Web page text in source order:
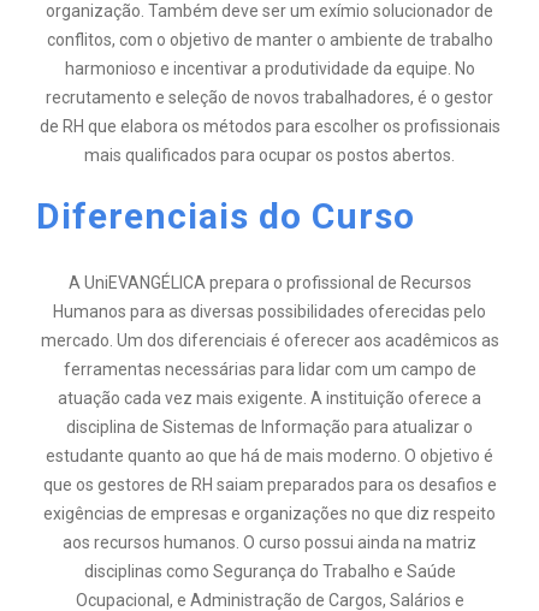
organização. Também deve ser um exímio solucionador de
conflitos, com o objetivo de manter o ambiente de trabalho
harmonioso e incentivar a produtividade da equipe. No
recrutamento e seleção de novos trabalhadores, é o gestor
de RH que elabora os métodos para escolher os profissionais
mais qualificados para ocupar os postos abertos.
Diferenciais do Curso
A UniEVANGÉLICA prepara o profissional de Recursos
Humanos para as diversas possibilidades oferecidas pelo
mercado. Um dos diferenciais é oferecer aos acadêmicos as
ferramentas necessárias para lidar com um campo de
atuação cada vez mais exigente. A instituição oferece a
disciplina de Sistemas de Informação para atualizar o
estudante quanto ao que há de mais moderno. O objetivo é
que os gestores de RH saiam preparados para os desafios e
exigências de empresas e organizações no que diz respeito
aos recursos humanos. O curso possui ainda na matriz
disciplinas como Segurança do Trabalho e Saúde
Ocupacional, e Administração de Cargos, Salários e